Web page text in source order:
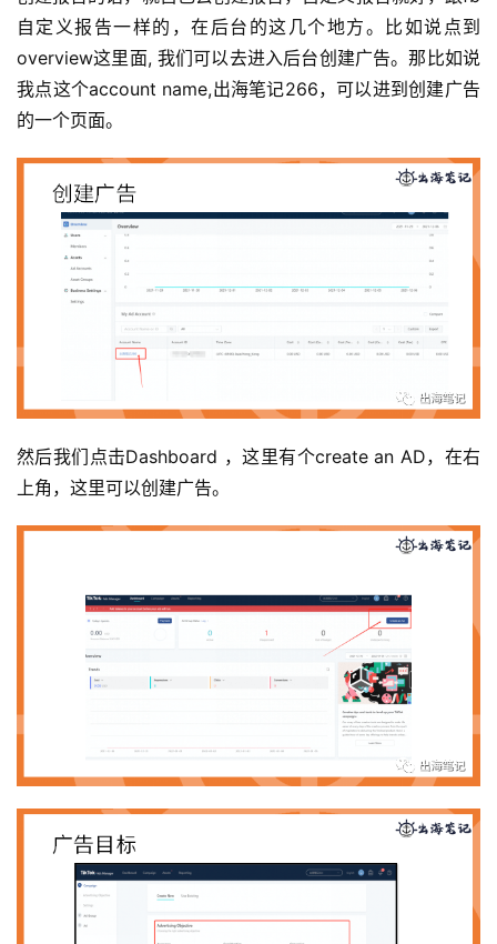
自定义报告一样的，在后台的这几个地方。比如说点到
overview这里面, 我们可以去进入后台创建广告。那比如说
我点这个account name,出海笔记266，可以进到创建广告
的一个页面。
然后我们点击Dashboard ，这里有个create an AD，在右
上角，这里可以创建广告。